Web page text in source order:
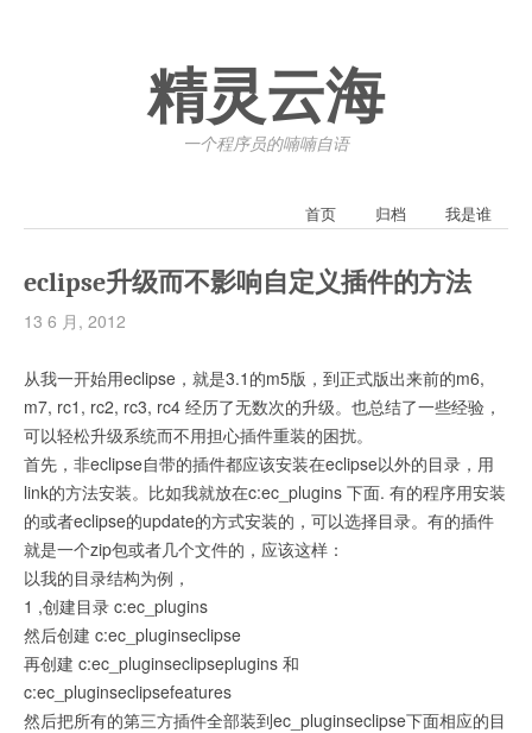
精灵云海
一个程序员的喃喃自语
首页 归档 我是谁
eclipse升级而不影响自定义插件的方法
13 6 月, 2012
从我一开始用eclipse，就是3.1的m5版，到正式版出来前的m6,
m7, rc1, rc2, rc3, rc4 经历了无数次的升级。也总结了一些经验，
可以轻松升级系统而不用担心插件重装的困扰。
首先，非eclipse自带的插件都应该安装在eclipse以外的目录，用
link的方法安装。比如我就放在c:ec_plugins 下面. 有的程序用安装
的或者eclipse的update的方式安装的，可以选择目录。有的插件
就是一个zip包或者几个文件的，应该这样：
以我的目录结构为例，
1 ,创建目录 c:ec_plugins
然后创建 c:ec_pluginseclipse
再创建 c:ec_pluginseclipseplugins 和
c:ec_pluginseclipsefeatures
然后把所有的第三方插件全部装到ec_pluginseclipse下面相应的目